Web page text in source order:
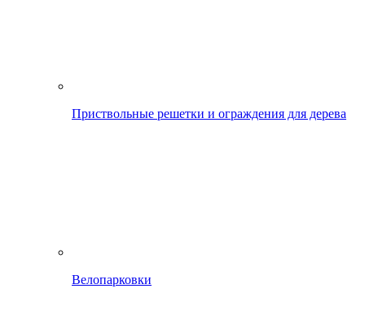
Приствольные решетки и ограждения для дерева
Велопарковки